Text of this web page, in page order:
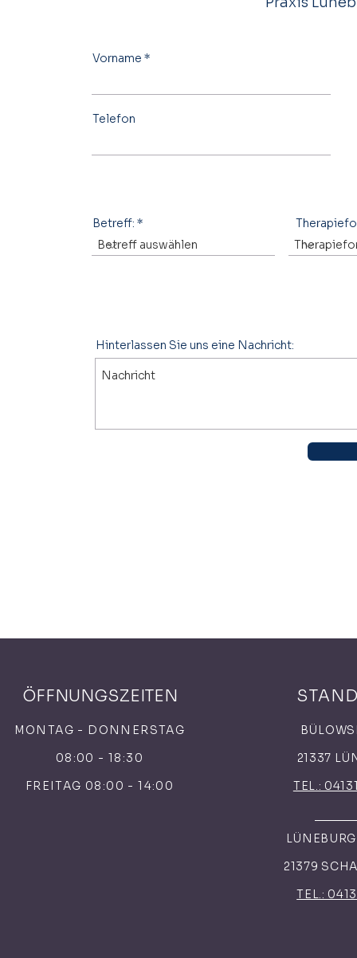
Vorname
Telefon
Betreff:
Hinterlassen Sie uns eine Nachricht:
ÖFFNUNGSZEITEN
MONTAG - DONNERSTAG
08:00 - 18:30
FREITAG 08:00 - 14:00
21337
TEL.:
21379
TEL.: